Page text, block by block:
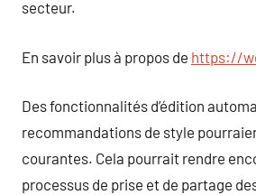
secteur.
En savoir plus à propos de https://
Des fonctionnalités d’édition
recommandations de style
courantes. Cela pourrait rendre
processus de prise et de partage